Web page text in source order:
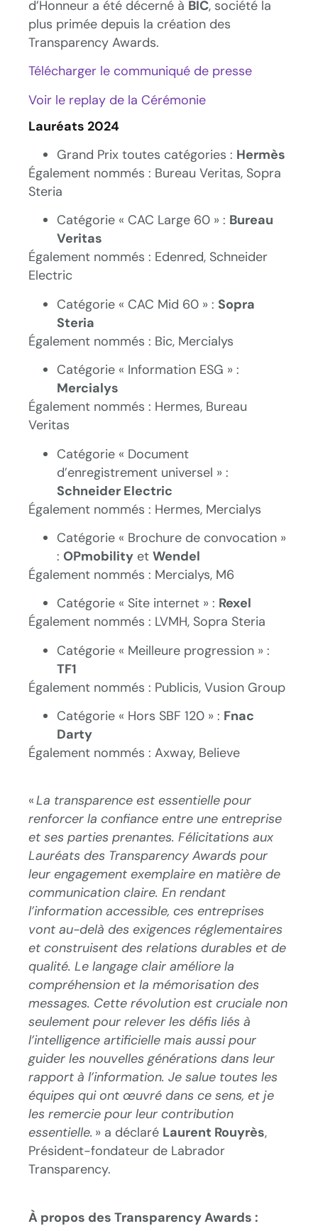
d’Honneur a été décerné à BIC, société la
plus primée depuis la création des
Transparency Awards.
Télécharger le communiqué de presse
Voir le replay de la Cérémonie
Lauréats 2024
Grand Prix toutes catégories : Hermès
Également nommés : Bureau Veritas, Sopra
Steria
Catégorie « CAC Large 60 » : Bureau
Veritas
Également nommés : Edenred, Schneider
Electric
Catégorie « CAC Mid 60 » : Sopra
Steria
Également nommés : Bic, Mercialys
Catégorie « Information ESG » :
Mercialys
Également nommés : Hermes, Bureau
Veritas
Catégorie « Document
d’enregistrement universel » :
Schneider Electric
Également nommés : Hermes, Mercialys
Catégorie « Brochure de convocation »
: OPmobility et Wendel
Également nommés : Mercialys, M6
Catégorie « Site internet » : Rexel
Également nommés : LVMH, Sopra Steria
Catégorie « Meilleure progression » :
TF1
Également nommés : Publicis, Vusion Group
Catégorie « Hors SBF 120 » : Fnac
Darty
Également nommés : Axway, Believe
«La transparence est essentielle pour
renforcer la confiance entre une entreprise
et ses parties prenantes. Félicitations aux
Lauréats des Transparency Awards pour
leur engagement exemplaire en matière de
communication claire. En rendant
l’information accessible, ces entreprises
vont au-delà des exigences réglementaires
et construisent des relations durables et de
qualité. Le langage clair améliore la
compréhension et la mémorisation des
messages. Cette révolution est cruciale non
seulement pour relever les défis liés à
l’intelligence artificielle mais aussi pour
guider les nouvelles générations dans leur
rapport à l’information. Je salue toutes les
équipes qui ont œuvré dans ce sens, et je
les remercie pour leur contribution
essentielle. » a déclaré Laurent Rouyrès,
Président-fondateur de Labrador
Transparency.
À propos des Transparency Awards :